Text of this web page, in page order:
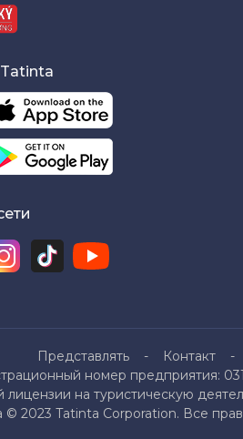
Представлять Контакт
номер предприятия:
на туристическую
© 2023 Tatinta Corporation. Все